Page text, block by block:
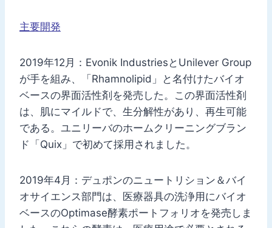
主要開発
2019年12月：Evonik IndustriesとUnilever Group
が手を組み、「Rhamnolipid」と名付けたバイオ
ベースの界面活性剤を発売した。この界面活性剤
は、肌にマイルドで、生分解性があり、再生可能
である。ユニリーバのホームクリーニングブラン
ド「Quix」で初めて採用されました。
2019年4月：デュポンのニュートリション＆バイ
オサイエンス部門は、医療器具の洗浄用にバイオ
ベースのOptimase酵素ポートフォリオを発売しま